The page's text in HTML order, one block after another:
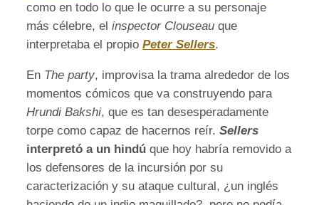
como en todo lo que le ocurre a su personaje
más célebre, elinspector Clouseau que
interpretaba el propioPeter Sellers.
En The party, improvisa la trama alrededor de los
momentos cómicos que va construyendo para
Hrundi Bakshi, que es tan desesperadamente
torpe como capaz de hacernos reír.Sellers
interpretó a un hindú que hoy habría removido a
los defensores de la incursión por su
caracterización y su ataque cultural, ¿un inglés